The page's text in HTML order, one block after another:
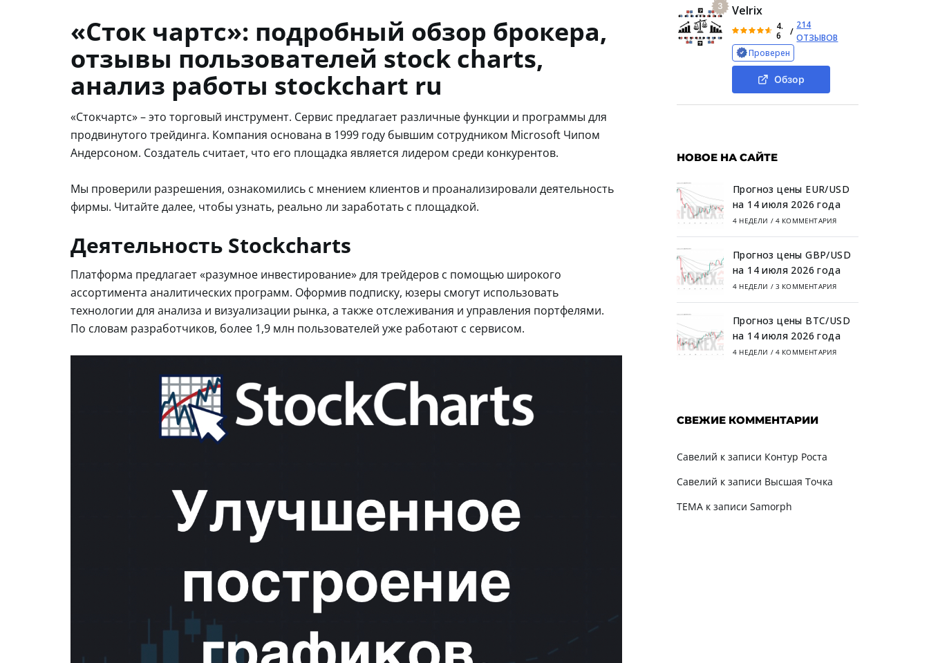
«Сток чартс»: подробный обзор брокера,
отзывы пользователей stock charts,
анализ работы stockchart ru
«Стокчартс» – это торговый инструмент. Сервис предлагает различные функции и программы для
продвинутого трейдинга. Компания основана в 1999 году бывшим сотрудником Microsoft Чипом
Андерсоном. Создатель считает, что его площадка является лидером среди конкурентов.
Мы проверили разрешения, ознакомились с мнением клиентов и проанализировали деятельность
фирмы. Читайте далее, чтобы узнать, реально ли заработать с площадкой.
Деятельность Stockcharts
Платформа предлагает «разумное инвестирование» для трейдеров с помощью широкого
ассортимента аналитических программ. Оформив подписку, юзеры смогут использовать
технологии для анализа и визуализации рынка, а также отслеживания и управления портфелями.
По словам разработчиков, более 1,9 млн пользователей уже работают с сервисом.
3 Velrix
4.
6
/
214
ОТЗЫВОВ
Проверен
Обзор
НОВОЕ НА САЙТЕ
Прогноз цены EUR/USD
на 14 июля 2026 года
4 НЕДЕЛИ / 4 КОММЕНТАРИЯ
Прогноз цены GBP/USD
на 14 июля 2026 года
4 НЕДЕЛИ / 3 КОММЕНТАРИЯ
Прогноз цены BTC/USD
на 14 июля 2026 года
4 НЕДЕЛИ / 4 КОММЕНТАРИЯ
СВЕЖИЕ КОММЕНТАРИИ
Савелий к записи Контур Роста
Савелий к записи Высшая Точка
TEMAк записи Samorph